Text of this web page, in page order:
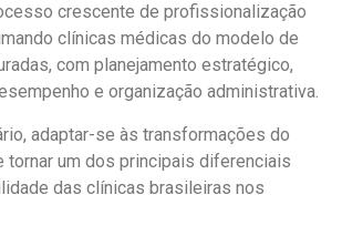
crescente de profissionalização
clínicas médicas do modelo de
com planejamento estratégico,
e organização administrativa.
adaptar-se às transformações do
tornar um dos principais diferenciais
das clínicas brasileiras nos